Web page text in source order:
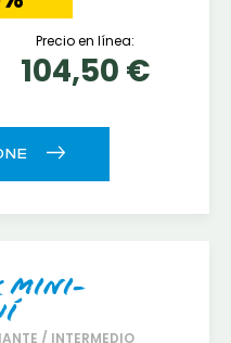
Precio en línea:
104,50 €
Mini-
/ INTERMEDIO